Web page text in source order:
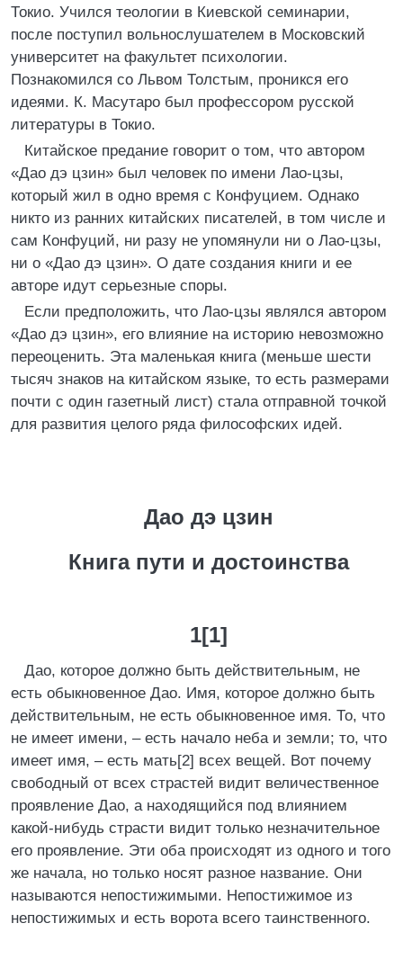
Токио. Учился теологии в Киевской семинарии,
после поступил вольнослушателем в Московский
университет на факультет психологии.
Познакомился со Львом Толстым, проникся его
идеями. К. Масутаро был профессором русской
литературы в Токио.
Китайское предание говорит о том, что автором
«Дао дэ цзин» был человек по имени Лао-цзы,
который жил в одно время с Конфуцием. Однако
никто из ранних китайских писателей, в том числе и
сам Конфуций, ни разу не упомянули ни о Лао-цзы,
ни о «Дао дэ цзин». О дате создания книги и ее
авторе идут серьезные споры.
Если предположить, что Лао-цзы являлся автором
«Дао дэ цзин», его влияние на историю невозможно
переоценить. Эта маленькая книга (меньше шести
тысяч знаков на китайском языке, то есть размерами
почти с один газетный лист) стала отправной точкой
для развития целого ряда философских идей.
Дао дэ цзин
Книга пути и достоинства
1[1]
Дао, которое должно быть действительным, не
есть обыкновенное Дао. Имя, которое должно быть
действительным, не есть обыкновенное имя. То, что
не имеет имени, – есть начало неба и земли; то, что
имеет имя, – есть мать[2] всех вещей. Вот почему
свободный от всех страстей видит величественное
проявление Дао, а находящийся под влиянием
какой-нибудь страсти видит только незначительное
его проявление. Эти оба происходят из одного и того
же начала, но только носят разное название. Они
называются непостижимыми. Непостижимое из
непостижимых и есть ворота всего таинственного.